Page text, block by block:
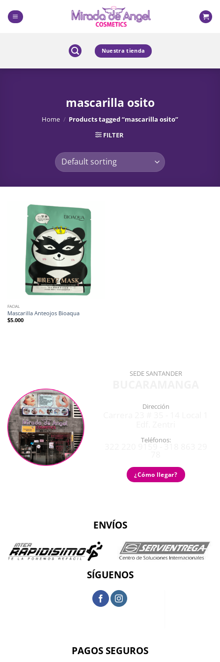
content
Nuestra tienda
mascarilla osito
Home / Products tagged “mascarilla osito”
FILTER
FACIAL
Mascarilla Anteojos Bioaqua
$5.000
SEDE SANTANDER
Dirección
Teléfonos:
¿Cómo llegar?
ENVÍOS
SÍGUENOS
PAGOS SEGUROS